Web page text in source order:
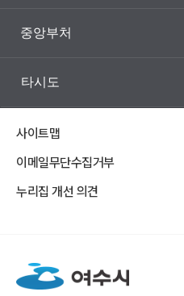
중앙부처
타시도
사이트맵
이메일무단수집거부
누리집 개선 의견